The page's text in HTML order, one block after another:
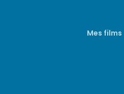
Mes films